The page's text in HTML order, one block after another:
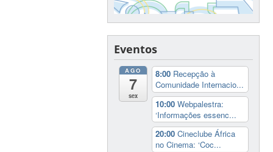
Eventos
AGO
7
sex
8:00 Recepção à
Comunidade Internacio...
10:00Webpalestra:
‘Informações essenc...
20:00Cineclube África
no Cinema: ‘Coc...